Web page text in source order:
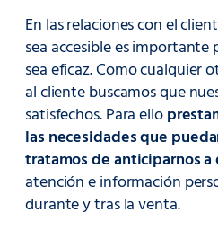
En las relaciones con el
sea accesible es
sea eficaz. Como cualquier
al cliente buscamos que
satisfechos. Para ello
las necesidades que
tratamos de anticiparnos a
atención e información
durante y tras la venta.